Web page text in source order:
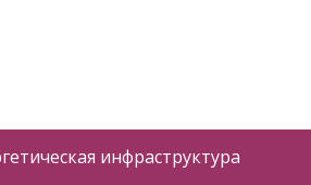
инфраструктура